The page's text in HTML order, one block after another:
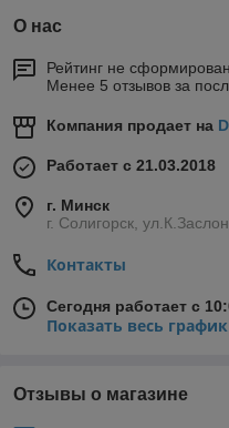
О нас
Рейтинг не сформирован
Менее 5 отзывов за
Компания продает на
Работает с 21.03.2018
г. Минск
г. Солигорск,
Контакты
Сегодня работает с
Показать весь
Отзывы о магазине